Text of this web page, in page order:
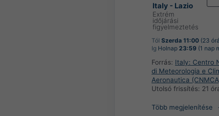
Italy - Lazio
Extrém
időjárási
figyelmeztetés
Tól Szerda 11:00 (23
Ig Holnap 23:59 (1 nap
Forrás: Italy: Centro
di Meteorologia e
Aeronautica
Utolsó frissítés: 21
Több megjelenítése